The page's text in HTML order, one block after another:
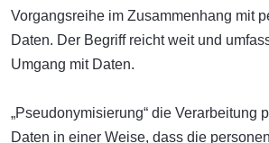
Vorgangsreihe im Zusammenhang mit
Daten. Der Begriff reicht weit und
Umgang mit Daten.
„Pseudonymisierung“ die Verarbeitung
Daten in einer Weise, dass die